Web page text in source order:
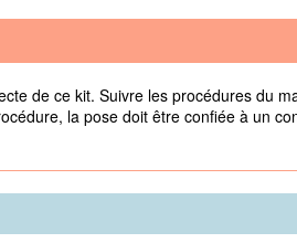
de ce kit. Suivre les procédures du
la pose doit être confiée à un